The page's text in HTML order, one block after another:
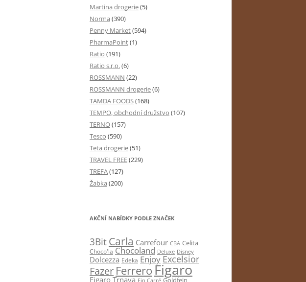
Martina drogerie(5)
Norma (390)
Penny Market(594)
PharmaPoint(1)
Ratio (191)
Ratio s.r.o.(6)
ROSSMANN (22)
ROSSMANN drogerie(6)
TAMDA FOODS(168)
TEMPO, obchodní družstvo (107)
TERNO(157)
Tesco (590)
Teta drogerie(51)
TRAVEL FREE(229)
TREFA(127)
Žabka (200)
AKČNÍ NABÍDKY PODLE ZNAČEK
3Bit Carla Carrefour CBA Celita
Choco'la Chocoland Deluxe Disney
Dolcezza Edeka EnjoyExcelsior
Fazer FerreroFigaro
Figaro Trnava Fin Carré Goldfein